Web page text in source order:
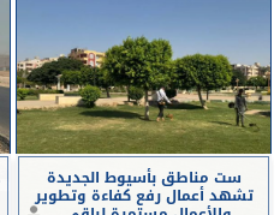
ست مناطق بأسيوط الجديدة
تشهد أعمال رفع كفاءة وتطوير